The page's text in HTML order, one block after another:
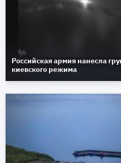
Российская армия нанесла
киевского режима